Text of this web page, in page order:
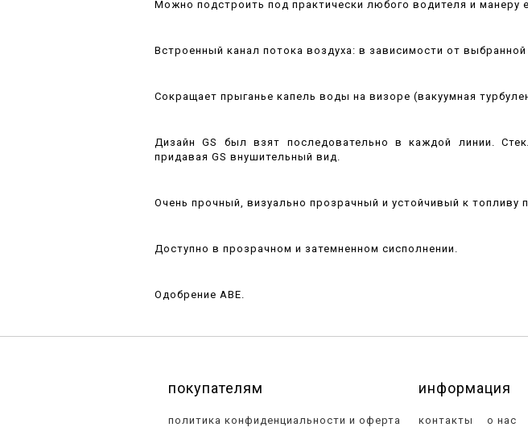
Можно подстроить под практически любого водителя и манеру
Встроенный канал потока воздуха: в зависимости от
Сокращает прыганье капель воды на визоре (вакуумная
Дизайн GS был взят последовательно в каждой линии.
придавая GS внушительный вид.
Очень прочный, визуально прозрачный и устойчивый к топливу
Доступно в прозрачном и затемненном сисполнении.
Одобрение ABE.
покупателям
политика конфиденциальности и оферта
информация
контакты о нас